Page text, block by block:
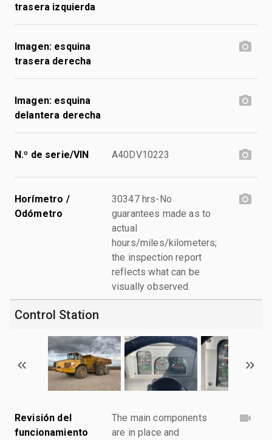
trasera izquierda
Imagen: esquina
trasera derecha
Imagen: esquina
delantera derecha
N.º de serie/VIN A40DV10223
Horímetro /
Odómetro
30347 hrs-No
guarantees made as to
actual
hours/miles/kilometers;
the inspection report
reflects what can be
visually observed.
Control Station
Revisión del
funcionamiento
The main components
are in place and